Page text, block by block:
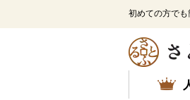
初めての方でも